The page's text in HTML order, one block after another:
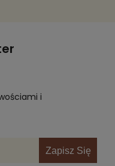
i
Zapisz Się